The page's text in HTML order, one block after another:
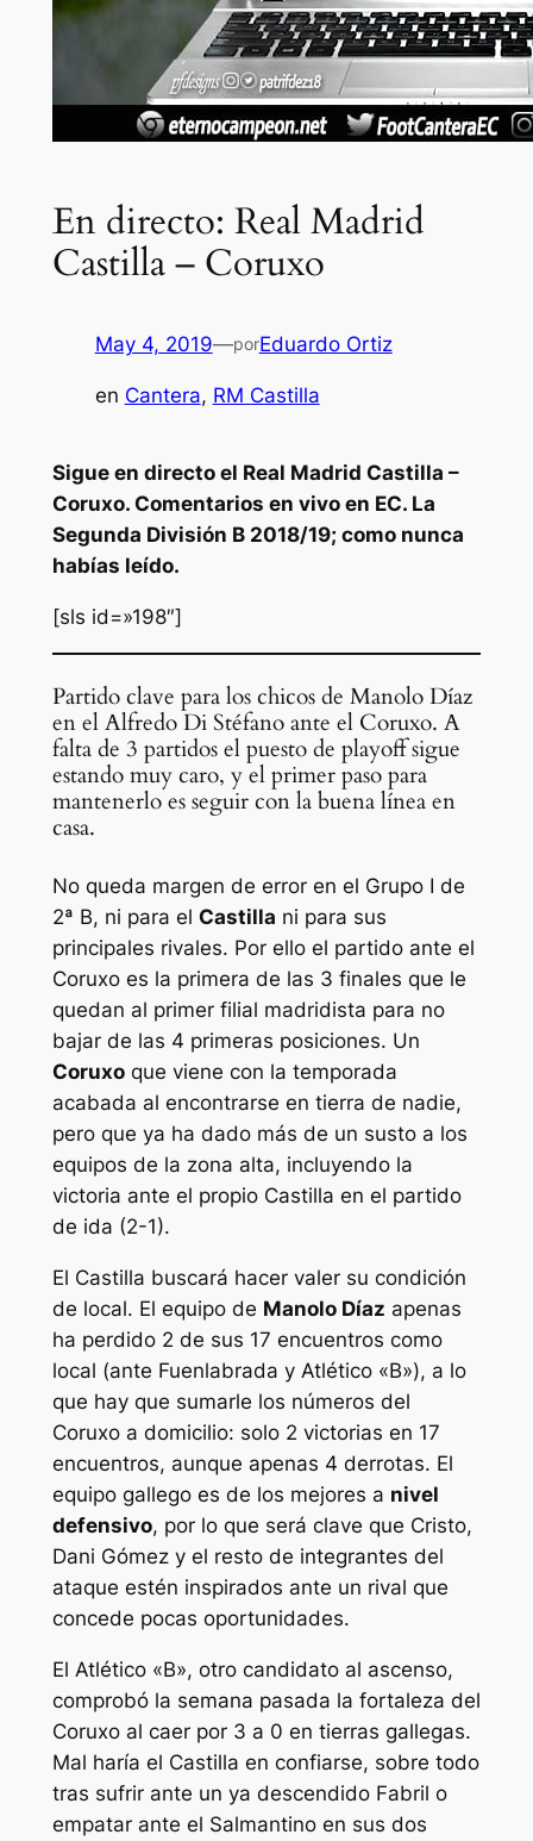
En directo: Real Madrid
Castilla – Coruxo
May 4, 2019—porEduardo Ortiz
en Cantera, RM Castilla
Sigue en directo el Real Madrid Castilla –
Coruxo. Comentarios en vivo en EC. La
Segunda División B 2018/19; como nunca
habías leído.
[sls id=»198″]
Partido clave para los chicos de Manolo Díaz
en el Alfredo Di Stéfano ante el Coruxo. A
falta de 3 partidos el puesto de playoff sigue
estando muy caro, y el primer paso para
mantenerlo es seguir con la buena línea en
casa.
No queda margen de error en el Grupo I de
2ª B, ni para el Castilla ni para sus
principales rivales. Por ello el partido ante el
Coruxo es la primera de las 3 finales que le
quedan al primer filial madridista para no
bajar de las 4 primeras posiciones. Un
Coruxoque viene con la temporada
acabada al encontrarse en tierra de nadie,
pero que ya ha dado más de un susto a los
equipos de la zona alta, incluyendo la
victoria ante el propio Castilla en el partido
de ida (2-1).
El Castilla buscará hacer valer su condición
de local. El equipo de Manolo Díaz apenas
ha perdido 2 de sus 17 encuentros como
local (ante Fuenlabrada y Atlético «B»), a lo
que hay que sumarle los números del
Coruxo a domicilio: solo 2 victorias en 17
encuentros, aunque apenas 4 derrotas. El
equipo gallego es de los mejores a nivel
defensivo, por lo que será clave que Cristo,
Dani Gómez y el resto de integrantes del
ataque estén inspirados ante un rival que
concede pocas oportunidades.
El Atlético «B», otro candidato al ascenso,
comprobó la semana pasada la fortaleza del
Coruxo al caer por 3 a 0 en tierras gallegas.
Mal haría el Castilla en confiarse, sobre todo
tras sufrir ante un ya descendido Fabril o
empatar ante el Salmantino en sus dos